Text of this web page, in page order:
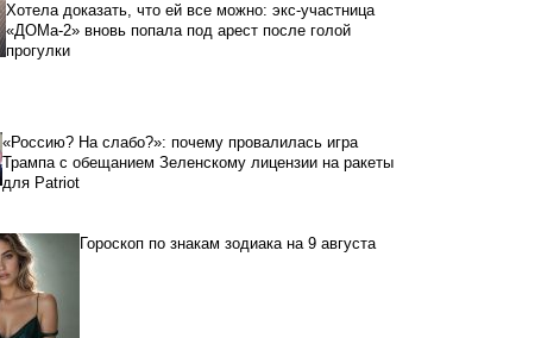
Хотела доказать, что ей все можно: экс-участница
«ДОМа-2» вновь попала под арест после голой
прогулки
«Россию? На слабо?»: почему провалилась игра
Трампа с обещанием Зеленскому лицензии на ракеты
для Patriot
Гороскоп по знакам зодиака на 9 августа